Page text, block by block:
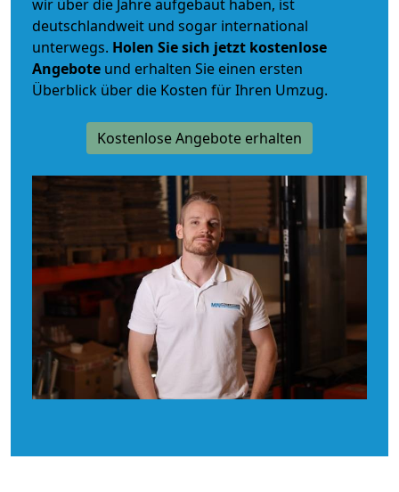
wir über die Jahre aufgebaut haben, ist
deutschlandweit und sogar international
unterwegs. Holen Sie sich jetzt kostenlose
Angebote und erhalten Sie einen ersten
Überblick über die Kosten für Ihren Umzug.
Kostenlose Angebote erhalten